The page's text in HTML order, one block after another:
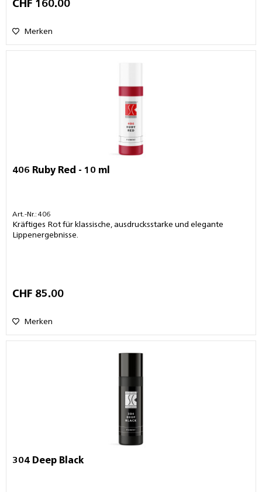
CHF 160.00
Merken
406 Ruby Red - 10 ml
Art.-Nr.: 406
Kräftiges Rot für klassische, ausdrucksstarke und elegante
Lippenergebnisse.
CHF 85.00
Merken
304 Deep Black